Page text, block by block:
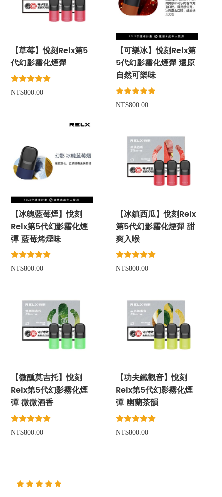
【草莓】悅刻Relx第5
代幻影霧化煙彈
NT$800.00
【可樂冰】悅刻Relx第
5代幻影霧化煙彈 還原
自然可樂味
NT$800.00
【冰魄藍莓煙】悅刻
Relx第5代幻影霧化煙
彈 藍莓烤煙味
NT$800.00
【冰鎮西瓜】悅刻Relx
第5代幻影霧化煙彈 甜
爽入喉
NT$800.00
【微醺莫吉托】悅刻
Relx第5代幻影霧化煙
彈 微微酒香
NT$800.00
【功夫鐵觀音】悅刻
Relx第5代幻影霧化煙
彈 幽蘭茶韻
NT$800.00